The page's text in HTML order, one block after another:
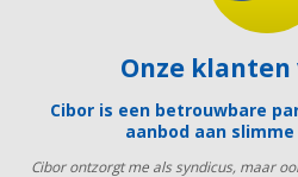
Onze
Cibor is een betrouwbare
aanbod aan
Cibor ontzorgt me als syndicus, maar